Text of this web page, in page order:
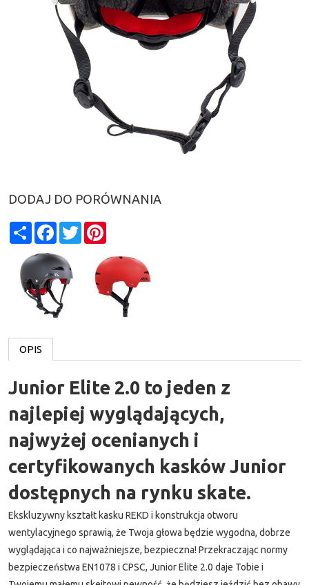
DODAJ DO PORÓWNANIA
ShareFacebook
Twitter
OPIS
Junior Elite 2.0 to jeden z
najlepiej wyglądających,
najwyżej ocenianych i
certyfikowanych kasków Junior
dostępnych na rynku skate.
Ekskluzywny kształt kasku REKD i konstrukcja otworu
wentylacyjnego sprawią, że Twoja głowa będzie wygodna, dobrze
wyglądająca i co najważniejsze, bezpieczna! Przekraczając normy
bezpieczeństwa EN1078 i CPSC, Junior Elite 2.0 daje Tobie i